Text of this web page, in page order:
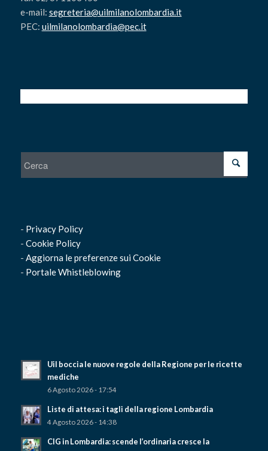
e-mail: segreteria@uilmilanolombardia.it
PEC: uilmilanolombardia@pec.it
- Privacy Policy
- Cookie Policy
- Aggiorna le preferenze sui Cookie
- Portale Whistleblowing
Uil boccia le nuove regole della Regione per le ricette
mediche
6 Agosto 2026 - 17:54
Liste di attesa: i tagli della regione Lombardia
4 Agosto 2026 - 14:38
CIG in Lombardia: scende l’ordinaria cresce la